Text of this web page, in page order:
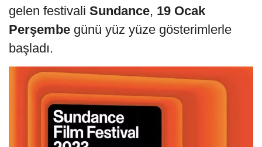
gelen festivali Sundance, 19 Ocak
Perşembe günü yüz yüze gösterimlerle
başladı.